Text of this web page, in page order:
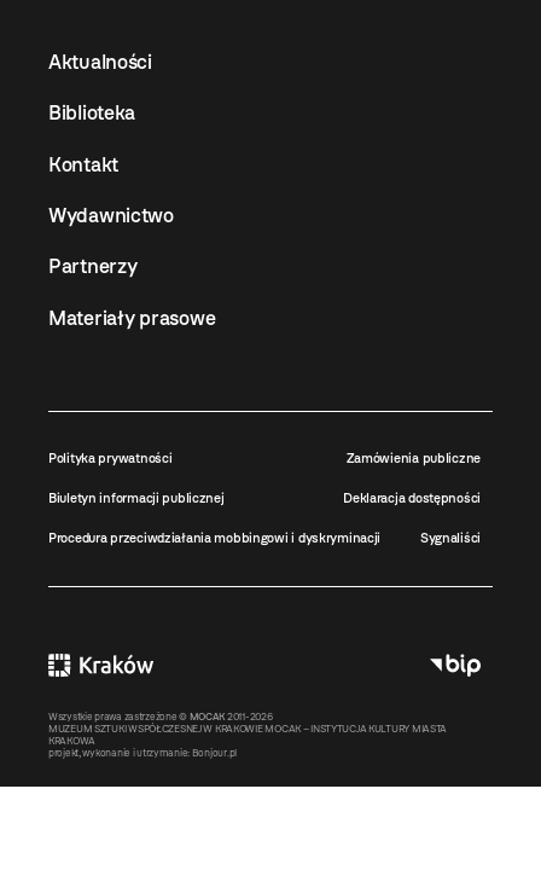
Aktualności
Biblioteka
Kontakt
Wydawnictwo
Partnerzy
Materiały prasowe
Polityka prywatności Zamówienia publiczne
Biuletyn informacji publicznej Deklaracja dostępności
Procedura przeciwdziałania mobbingowi i dyskryminacji Sygnaliści
Wszystkie prawa zastrzeżone © MOCAK 2011-2026
MUZEUM SZTUKI WSPÓŁCZESNEJ W KRAKOWIE MOCAK – INSTYTUCJA KULTURY MIASTA
KRAKOWA
projekt, wykonanie i utrzymanie: Bonjour.pl